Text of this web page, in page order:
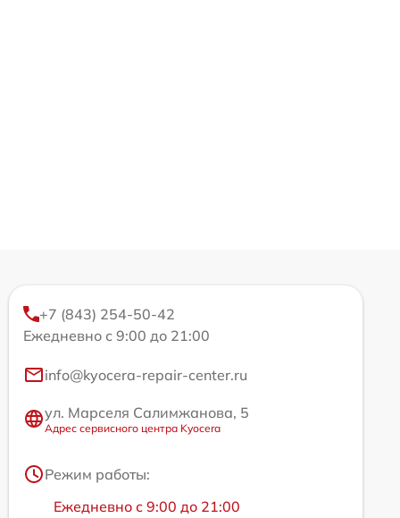
+7 (843) 254-50-42
Ежедневно с 9:00 до 21:00
info@kyocera-repair-center.ru
ул. Марселя Салимжанова, 5
Адрес сервисного центра Kyocera
Режим работы:
Ежедневно с 9:00 до 21:00